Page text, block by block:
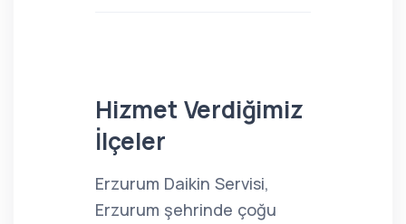
Hizmet Verdiğimiz
İlçeler
Erzurum Daikin Servisi,
Erzurum şehrinde çoğu